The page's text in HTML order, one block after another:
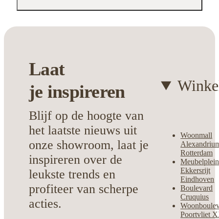
Geef jouw huis een artistieke upgrade met
dit bijzondere beeld. Een accessoire dat
jouw gevoel voor stijl.
Laat
je inspireren
Blijf op de hoogte van
het laatste nieuws uit
onze showroom, laat je
inspireren over de
leukste trends en
profiteer van scherpe
acties.
Woonmall
Rotterdam
Meubelplein
Ekkersrijt
Eindhoven
Boulevard
Cruquius
Poortvliet